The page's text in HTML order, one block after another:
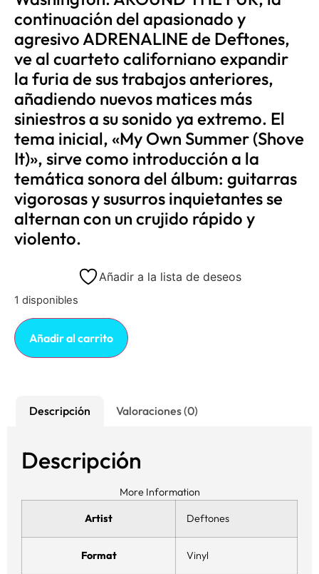
continuación del apasionado y
agresivo ADRENALINE de Deftones,
ve al cuarteto californiano expandir
la furia de sus trabajos anteriores,
añadiendo nuevos matices más
siniestros a su sonido ya extremo. El
tema inicial, «My Own Summer (Shove
It)», sirve como introducción a la
temática sonora del álbum: guitarras
vigorosas y susurros inquietantes se
alternan con un crujido rápido y
violento.
Añadir a la lista de deseos
1 disponibles
Añadir al carrito
Descripción Valoraciones (0)
Descripción
More Information
Artist Deftones
Format Vinyl